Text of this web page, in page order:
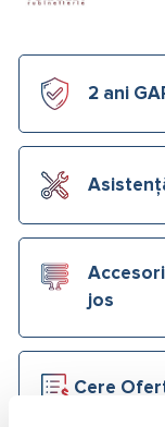
2 ani
jos
Cere